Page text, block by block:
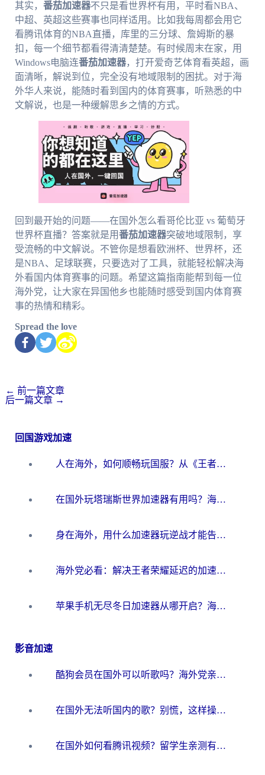
其实， 番茄加速器不只是看世界杯有用，平时看NBA、
中超、英超这些赛事也同样适用。比如我每周都会用它
看腾讯体育的NBA直播，库里的三分球、詹姆斯的暴
扣，每一个细节都看得清清楚楚。有时候周末在家，用
Windows电脑连番茄加速器，打开爱奇艺体育看英超，画
面清晰，解说到位，完全没有地域限制的困扰。对于海
外华人来说，能随时看到国内的体育赛事，听熟悉的中
文解说，也是一种缓解思乡之情的方式。
回到最开始的问题——在国外怎么看哥伦比亚 vs 葡萄牙
世界杯直播？答案就是用番茄加速器突破地域限制，享
受流畅的中文解说。不管你是想看欧洲杯、世界杯，还
是NBA、足球联赛，只要选对了工具，就能轻松解决海
外看国内体育赛事的问题。希望这篇指南能帮到每一位
海外党，让大家在异国他乡也能随时感受到国内体育赛
事的热情和精彩。
Spread the love
← 前一篇文章
后一篇文章 →
回国游戏加速
人在海外，如何顺畅玩国服？从《王者荣耀》到《云图计划》的加速器终极指南
在国外玩塔瑞斯世界加速器有用吗？海外玩家亲测后的真实答案
身在海外，用什么加速器玩逆战才能告别延迟？
海外党必看：解决王者荣耀延迟的加速器终极指南——从EVE到猫和老鼠，一个工具全搞定
苹果手机无尽冬日加速器从哪开启？海外玩家的冬日生存指南
影音加速
酷狗会员在国外可以听歌吗？海外党亲测有效：3步解决音乐权限难题
在国外无法听国内的歌？别慌，这样操作就能畅听QQ音乐（附亲测加速器推荐）
在国外如何看腾讯视频？留学生亲测有效的回国加速方案